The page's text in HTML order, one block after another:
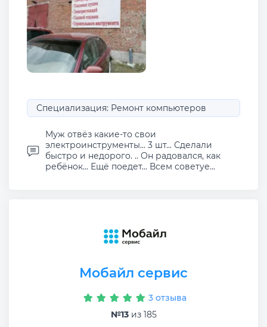
Специализация: Ремонт компьютеров
Муж отвёз какие-то свои
электроинструменты... 3 шт... Сделали
быстро и недорого. .. Он радовался, как
ребёнок... Ещё поедет... Всем советуе...
Мобайл сервис
3 отзыва
№13из 185